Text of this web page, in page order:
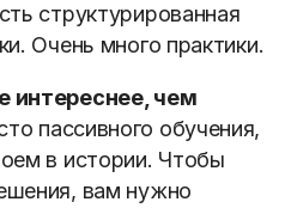
структурированная
Очень много практики.
интереснее, чем
пассивного обучения,
в истории. Чтобы
вам нужно